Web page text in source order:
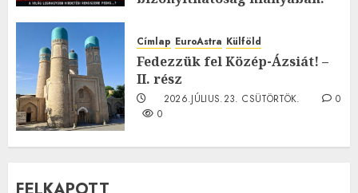
2026.JÚLIUS.23. CSÜTÖRTÖK.
0
Címlap EuroAstra Külföld
Fedezzük fel Közép-Ázsiát! –
II. rész
2026.JÚLIUS.23. CSÜTÖRTÖK.
0
0